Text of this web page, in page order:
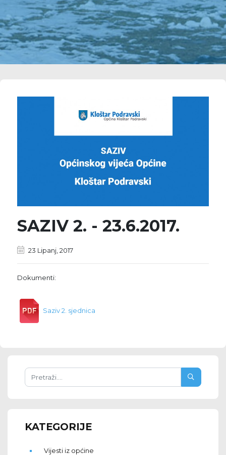
SAZIV 2. - 23.6.2017.
23 Lipanj, 2017
Dokumenti:
Saziv 2. sjednica
KATEGORIJE
Vijesti iz općine